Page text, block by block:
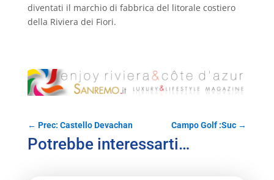
diventati il marchio di fabbrica del litorale costiero
della Riviera dei Fiori.
← Prec: Castello Devachan Campo Golf :Suc →
Potrebbe interessarti…